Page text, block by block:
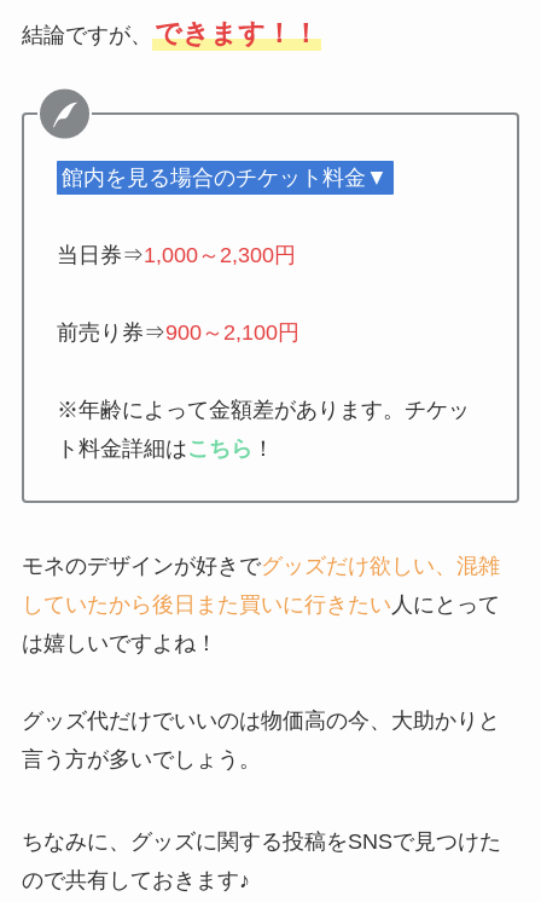
結論ですが、 できます！！
館内を見る場合のチケット料金▼
当日券⇒1,000～2,300円
前売り券⇒900～2,100円
※年齢によって金額差があります。チケッ
ト料金詳細はこちら ！
モネのデザインが好きでグッズだけ欲しい、混雑
していたから後日また買いに行きたい 人にとって
は嬉しいですよね！
グッズ代だけでいいのは物価高の今、大助かりと
言う方が多いでしょう。
ちなみに、グッズに関する投稿をSNSで見つけた
ので共有しておきます♪